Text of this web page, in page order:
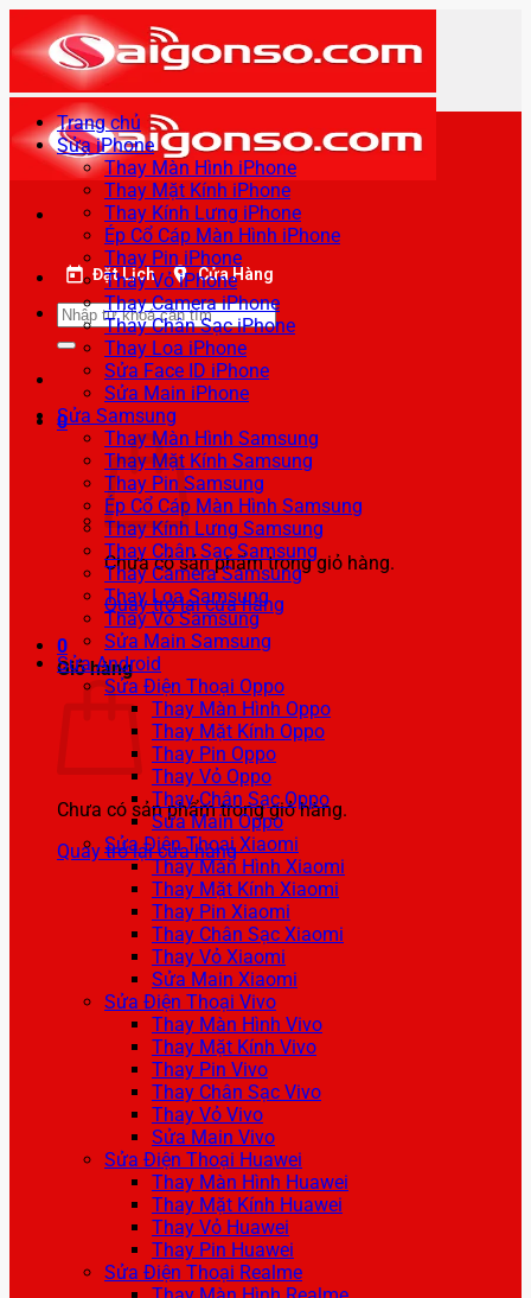
qua
nội
dung
Đặt Lịch Cửa Hàng
Tìm
kiếm:
0
Chưa có sản phẩm trong giỏ hàng.
Quay trở lại cửa hàng
0
Giỏ hàng
Chưa có sản phẩm trong giỏ hàng.
Quay trở lại cửa hàng
Trang chủ
Sửa iPhone
Thay Màn Hình iPhone
Thay Mặt Kính iPhone
Thay Kính Lưng iPhone
Ép Cổ Cáp Màn Hình iPhone
Thay Pin iPhone
Thay Vỏ iPhone
Thay Camera iPhone
Thay Chân Sạc iPhone
Thay Loa iPhone
Sửa Face ID iPhone
Sửa Main iPhone
Sửa Samsung
Thay Màn Hình Samsung
Thay Mặt Kính Samsung
Thay Pin Samsung
Ép Cổ Cáp Màn Hình Samsung
Thay Kính Lưng Samsung
Thay Chân Sạc Samsung
Thay Camera Samsung
Thay Loa Samsung
Thay Vỏ Samsung
Sửa Main Samsung
Sửa Android
Sửa Điện Thoại Oppo
Thay Màn Hình Oppo
Thay Mặt Kính Oppo
Thay Pin Oppo
Thay Vỏ Oppo
Thay Chân Sạc Oppo
Sửa Main Oppo
Sửa Điện Thoại Xiaomi
Thay Màn Hình Xiaomi
Thay Mặt Kính Xiaomi
Thay Pin Xiaomi
Thay Chân Sạc Xiaomi
Thay Vỏ Xiaomi
Sửa Main Xiaomi
Sửa Điện Thoại Vivo
Thay Màn Hình Vivo
Thay Mặt Kính Vivo
Thay Pin Vivo
Thay Chân Sạc Vivo
Thay Vỏ Vivo
Sửa Main Vivo
Sửa Điện Thoại Huawei
Thay Màn Hình Huawei
Thay Mặt Kính Huawei
Thay Vỏ Huawei
Thay Pin Huawei
Sửa Điện Thoại Realme